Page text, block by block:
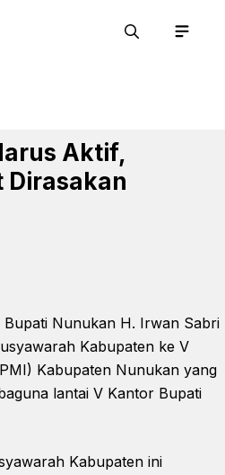
Aktif,
Dirasakan
Nunukan H. Irwan Sabri
Kabupaten ke V
Kabupaten Nunukan yang
lantai V Kantor Bupati
Kabupaten ini